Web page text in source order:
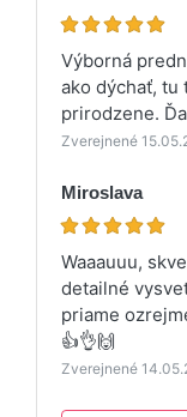
Výborná
ako dýchať, tu
prirodzene.
Zverejnené
Miroslava
Waaauuu,
detailné
priame
👍👌🙌
Zverejnené